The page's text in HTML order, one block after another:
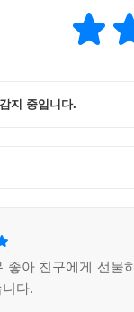
시대에 대한 나의
없이 고귀한 것들의
록’이라는 표제를
로 남겨두어야 하
꼭지 하나하나에
지 중입니다.
좋아 친구에게 선물
다.